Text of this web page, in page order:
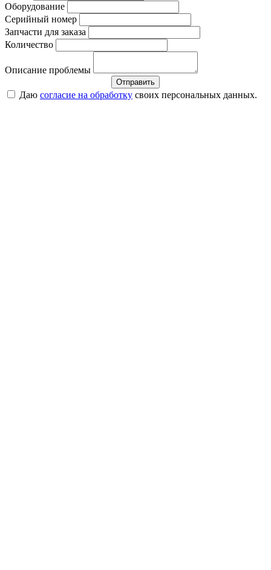
Оборудование
Серийный номер
Запчасти для заказа
Количество
Описание проблемы
Отправить
Даю согласие на обработку своих персональных данных.